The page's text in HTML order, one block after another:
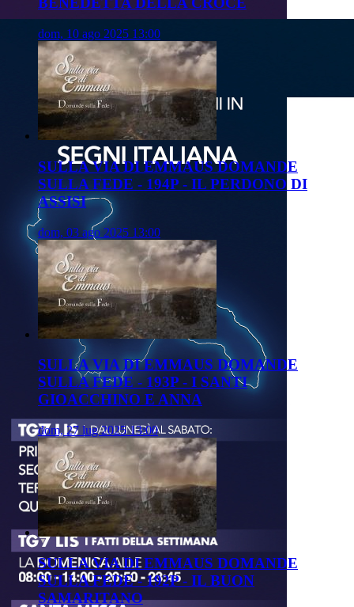
dom, 10 ago 2025 13:00
SULLA VIA DI EMMAUS DOMANDE
SULLA FEDE - 194P - IL PERDONO DI
ASSISI
dom, 03 ago 2025 13:00
SULLA VIA DI EMMAUS DOMANDE
SULLA FEDE - 193P - I SANTI
GIOACCHINO E ANNA
dom, 27 lug 2025 13:00
SULLA VIA DI EMMAUS DOMANDE
SULLA FEDE - 192P - IL BUON
SAMARITANO